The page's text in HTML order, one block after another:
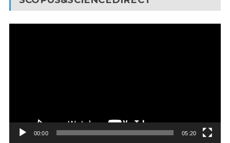
00:00 05:20